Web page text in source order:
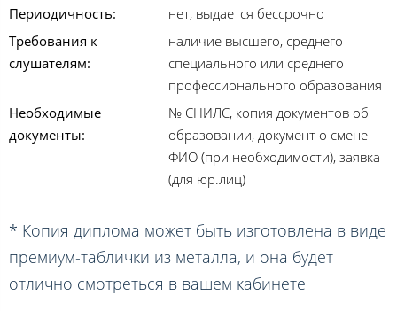
Периодичность:
нет, выдается бессрочно
Требования к
слушателям:
наличие высшего, среднего
специального или среднего
профессионального образования
Необходимые
документы:
№ СНИЛС, копия документов об
образовании, документ о смене
ФИО (при необходимости), заявка
(для юр.лиц)
* Копия диплома может быть изготовлена в виде
премиум-таблички из металла, и она будет
отлично смотреться в вашем кабинете